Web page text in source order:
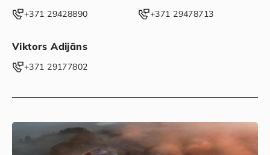
‭+371 29428890‬ ‭+371 29478713‬
Viktors Adijāns
‭+371 29177802‬